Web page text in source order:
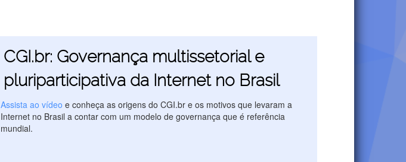
CGI.br: Governança multissetorial e
pluriparticipativa da Internet no Brasil
Assista ao vídeo e conheça as origens do CGI.br e os motivos que levaram a
Internet no Brasil a contar com um modelo de governança que é referência
mundial.